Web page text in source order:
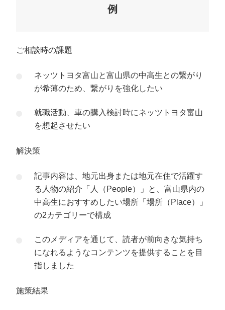
例
ご相談時の課題
ネッツトヨタ富山と富山県の中高生との繋がり
が希薄のため、繋がりを強化したい
就職活動、車の購入検討時にネッツトヨタ富山
を想起させたい
解決策
記事内容は、地元出身または地元在住で活躍す
る人物の紹介「人（People）」と、富山県内の
中高生におすすめしたい場所「場所（Place）」
の2カテゴリーで構成
このメディアを通じて、読者が前向きな気持ち
になれるようなコンテンツを提供することを目
指しました
施策結果